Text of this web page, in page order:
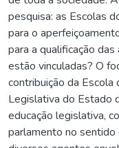
pesquisa: as Escolas
para o
para a qualificação
estão vinculadas? O
contribuição da
Legislativa do Estado
educação legislativa,
parlamento no sentido